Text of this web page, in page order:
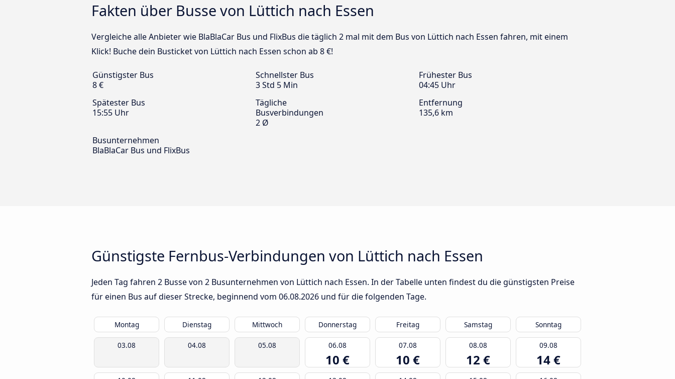
Fakten über Busse von Lüttich nach Essen
Vergleiche alle Anbieter wie BlaBlaCar Bus und FlixBus die täglich 2 mal mit dem Bus von Lüttich nach Essen fahren, mit einem
Klick! Buche dein Busticket von Lüttich nach Essen schon ab 8 €!
Günstigster Bus
8 €
Schnellster Bus
3 Std 5 Min
Frühester Bus
04:45 Uhr
Spätester Bus
15:55 Uhr
Tägliche
Busverbindungen
2 Ø
Entfernung
135,6 km
Busunternehmen
BlaBlaCar Bus und FlixBus
Günstigste Fernbus-Verbindungen von Lüttich nach Essen
Jeden Tag fahren 2 Busse von 2 Busunternehmen von Lüttich nach Essen. In der Tabelle unten findest du die günstigsten Preise
für einen Bus auf dieser Strecke, beginnend vom 06.08.2026 und für die folgenden Tage.
Montag Dienstag Mittwoch Donnerstag Freitag Samstag Sonntag
03.08 04.08 05.08 06.08
10 €
07.08
10 €
08.08
12 €
09.08
14 €